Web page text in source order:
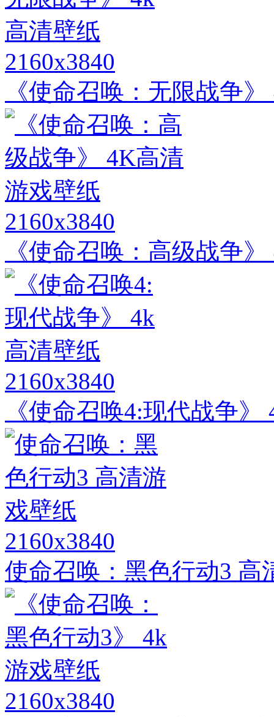
2160x3840
《使命召唤：无限战争
2160x3840
《使命召唤：高级战争
2160x3840
《使命召唤4:现代战争》
2160x3840
使命召唤：黑色行动3 高
2160x3840